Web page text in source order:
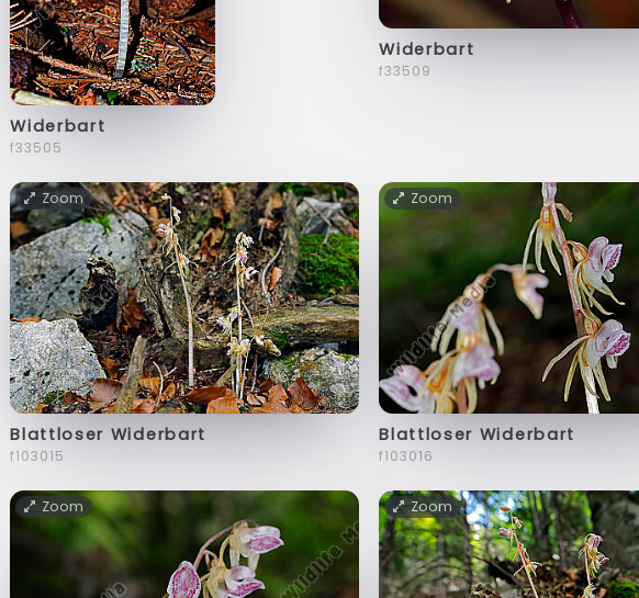
Widerbart
f33505
Widerbart
f33509
Zoom
Blattloser Widerbart
f103015
Zoom
Blattloser Widerbart
f103016
Zoom Zoom